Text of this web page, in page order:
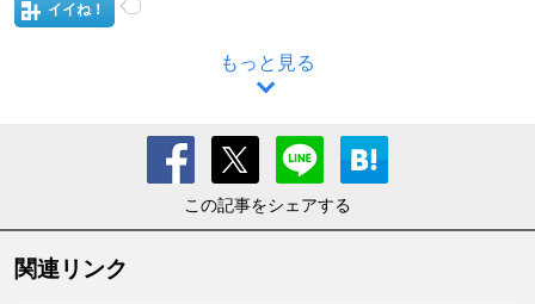
イイね！
もっと見る
この記事をシェアする
関連リンク